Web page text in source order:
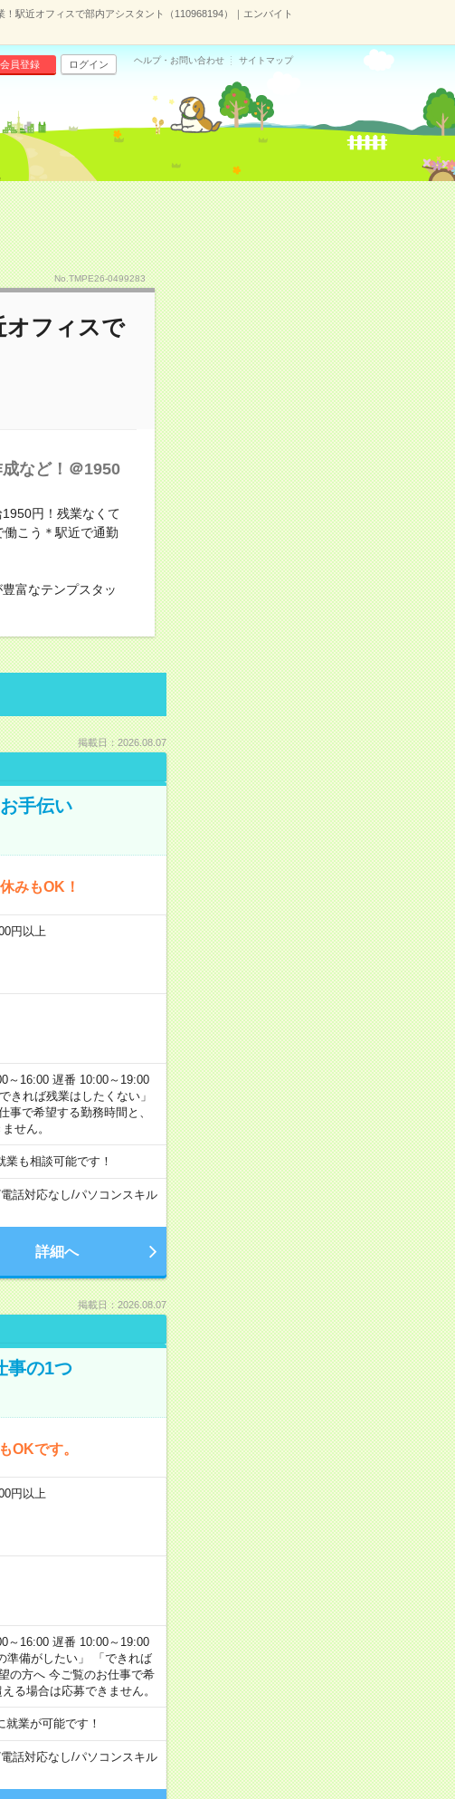
駅近オフィスで部内アシスタント（110968194）｜エンバイト
会員登録 ログイン ヘルプ・お問い合わせ サイトマップ
No.TMPE26-0499283
オフィスで
など！＠1950
円！残業なくて
こう＊駅近で通勤
富なテンプスタッ
掲載日：2026.08.07
手伝い
みもOK！
円以上
～16:00 遅番 10:00～19:00
きれば残業はしたくない」
で希望する勤務時間と、
せん。
も相談可能です！
電話対応なし/パソコンスキル
詳細へ
掲載日：2026.08.07
事の1つ
OKです。
円以上
～16:00 遅番 10:00～19:00
準備がしたい」 「できれば
の方へ 今ご覧のお仕事で希
る場合は応募できません。
業が可能です！
電話対応なし/パソコンスキル